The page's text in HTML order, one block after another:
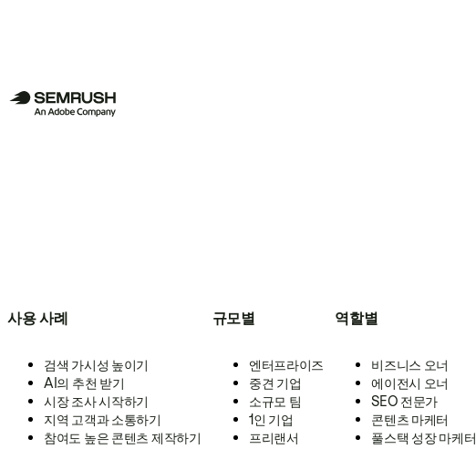
사용 사례
검색 가시성 높이기
AI의 추천 받기
시장 조사 시작하기
지역 고객과 소통하기
참여도 높은 콘텐츠 제작하기
규모별
엔터프라이즈
중견 기업
소규모 팀
1인 기업
프리랜서
역할별
비즈니스 오너
에이전시 오너
SEO 전문가
콘텐츠 마케터
풀스택 성장 마케터